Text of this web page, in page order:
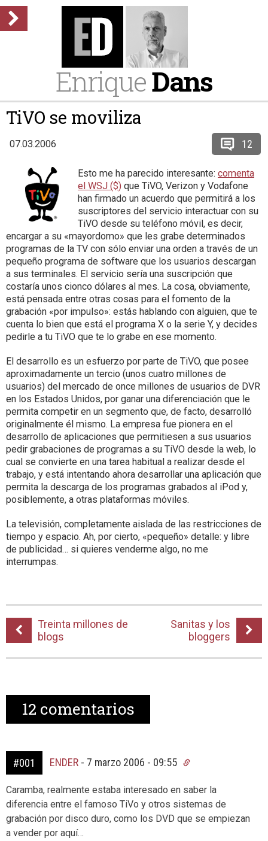
EnriqueDans
TiVO se moviliza
07.03.2006 12
Esto me ha parecido interesante: comenta
el WSJ ($) que TiVO, Verizon y Vodafone
han firmado un acuerdo que permitirá a los
suscriptores del servicio interactuar con su
TiVO desde su teléfono móvil, es decir,
encargar a su «mayordomo» que les grabe determinados
programas de la TV con sólo enviar una orden a través de un
pequeño programa de software que los usuarios descargan
a sus terminales. El servicio sería una suscripción que
costaría unos cionco dólares al mes. La cosa, obviamente,
está pensada entre otras cosas para el fomento de la
grabación «por impulso»: estás hablando con alguien, que te
cuenta lo bien que está el programa X o la serie Y, y decides
pedirle a tu TiVO que te lo grabe en ese momento.
El desarrollo es un esfuerzo por parte de TiVO, que posee
aproximadamente un tercio (unos cuatro millones de
usuarios) del mercado de once millones de usuarios de DVR
en los Estados Unidos, por ganar una diferenciación que le
permita competir en un segmento que, de facto, desarrolló
originalmente él mismo. La empresa fue pionera en el
desarrollo de aplicaciones que permitiesen a sus usuarios
pedir grabaciones de programas a su TiVO desde la web, lo
cual se convierte en una tarea habitual a realizar desde el
trabajo, y está intentando ahora desarrollar una aplicación que
permita la descarga de los programas grabados al iPod y,
posiblemente, a otras plataformas móviles.
La televisión, completamente aislada de las restricciones de
tiempo y espacio. Ah, por cierto, «pequeño» detalle: y libre
de publicidad… si quieres venderme algo, no me
interrumpas.
Treinta millones de
blogs
Sanitas y los
bloggers
12 comentarios
#001 ENDER - 7 marzo 2006 - 09:55
Caramba, realmente estaba interesado en saber la
diferencia entre el famoso TiVo y otros sistemas de
grabación por disco duro, como los DVD que se empiezan
a vender por aquí…